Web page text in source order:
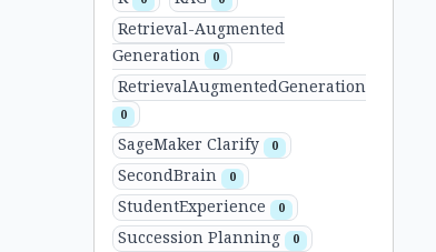
Retrieval-Augmented
Generation
0
RetrievalAugmentedGeneration
0
SageMaker Clarify 0
SecondBrain 0
StudentExperience 0
Succession Planning 0